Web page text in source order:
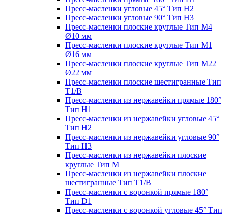
Пресс-масленки угловые 45° Тип H2
Пресс-масленки угловые 90° Тип H3
Пресс-масленки плоские круглые Тип M4
Ø10 мм
Пресс-масленки плоские круглые Тип M1
Ø16 мм
Пресс-масленки плоские круглые Тип M22
Ø22 мм
Пресс-масленки плоские шестигранные Тип
T1/B
Пресс-масленки из нержавейки прямые 180°
Тип H1
Пресс-масленки из нержавейки угловые 45°
Тип H2
Пресс-масленки из нержавейки угловые 90°
Тип H3
Пресс-масленки из нержавейки плоские
круглые Тип M
Пресс-масленки из нержавейки плоские
шестигранные Тип T1/B
Пресс-масленки с воронкой прямые 180°
Тип D1
Пресс-масленки с воронкой угловые 45° Тип